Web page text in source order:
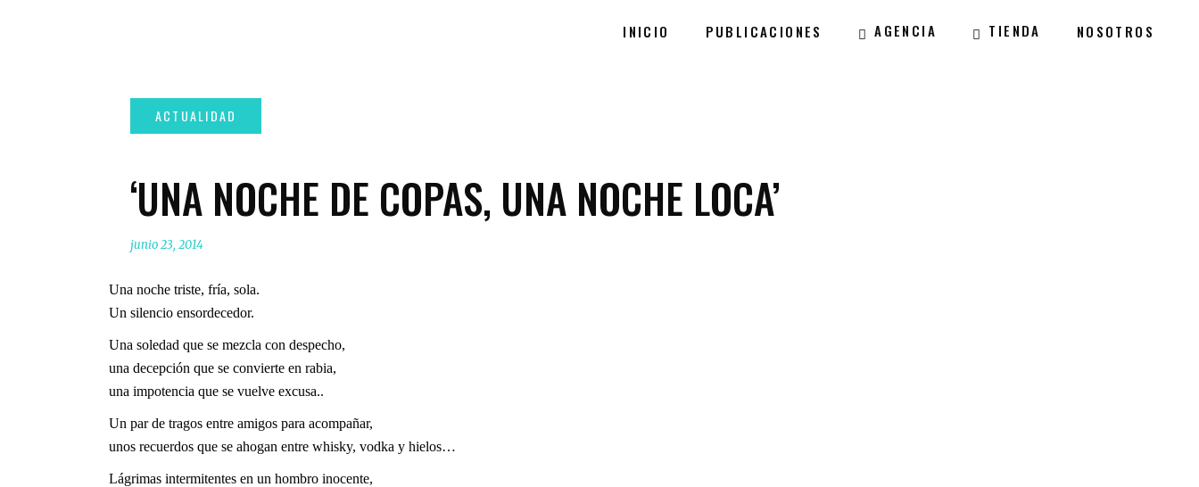
INICIO PUBLICACIONES AGENCIA TIENDA NOSOTROS
‘UNA NOCHE DE COPAS, UNA NOCHE LOCA’
junio 23, 2014
Una noche triste, fría, sola.
Un silencio ensordecedor.
Una soledad que se mezcla con despecho,
una decepción que se convierte en rabia,
una impotencia que se vuelve excusa..
Un par de tragos entre amigos para acompañar,
unos recuerdos que se ahogan entre whisky, vodka y hielos…
Lágrimas intermitentes en un hombro inocente,